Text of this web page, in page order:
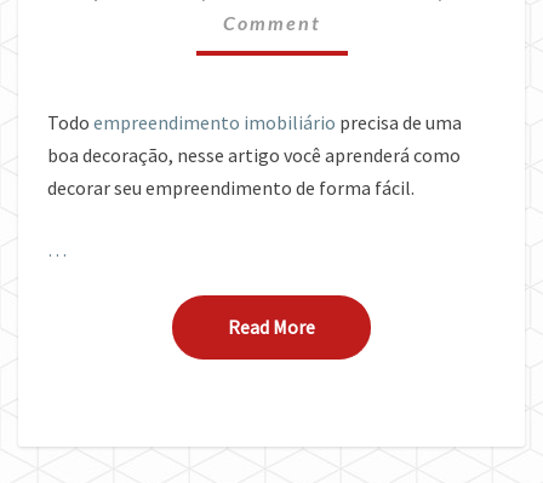
Comment
Todo empreendimento imobiliário precisa de uma
boa decoração, nesse artigo você aprenderá como
decorar seu empreendimento de forma fácil.
…
Read MoreRead More